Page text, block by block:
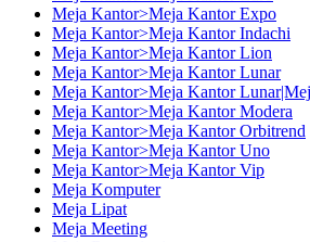
Meja Kantor>Meja Kantor Expo
Meja Kantor>Meja Kantor Indachi
Meja Kantor>Meja Kantor Lion
Meja Kantor>Meja Kantor Lunar
Meja Kantor>Meja Kantor
Meja Kantor>Meja Kantor Modera
Meja Kantor>Meja Kantor Orbitrend
Meja Kantor>Meja Kantor Uno
Meja Kantor>Meja Kantor Vip
Meja Komputer
Meja Lipat
Meja Meeting